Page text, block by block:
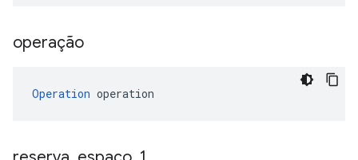
operação
Operation operation